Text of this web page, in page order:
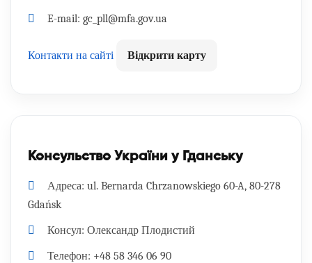
E-mail: gc_pll@mfa.gov.ua
Контакти на сайті Відкрити карту
Консульство України у Гданську
Адреса: ul. Bernarda Chrzanowskiego 60-A, 80-278
Gdańsk
Консул: Олександр Плодистий
Телефон: +48 58 346 06 90